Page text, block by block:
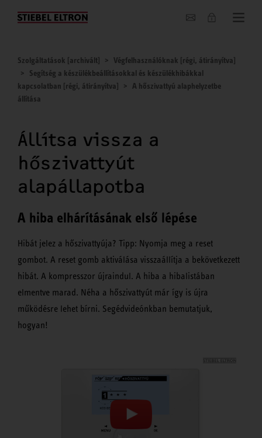
Hírek
Szolgáltatások [archivált]
Végfelhasználóknak [régi, átirányítva]
Segítség a készülékbeállításokkal és készülékhibákkal
kapcsolatban [régi, átirányítva]
A hőszivattyú alaphelyzetbe
állítása
Állítsa vissza a
hőszivattyút
alapállapotba
A hiba elhárításának első lépése
Hibát jelez a hőszivattyúja? Tipp: Nyomja meg a reset
gombot. A reset gomb aktiválása visszaállítja a bekövetkezett
hibát. A kompresszor újraindul. A hiba a hibalistában
elmentve marad. Néha a hőszivattyút már így is újra
működésre lehet bírni. Segédvideónkban bemutatjuk,
hogyan!